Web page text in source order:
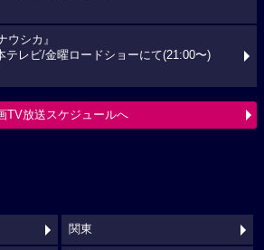
ウシカ』
テレビ/金曜ロードショーにて(21:00〜)
TV放送スケジュールへ
関東